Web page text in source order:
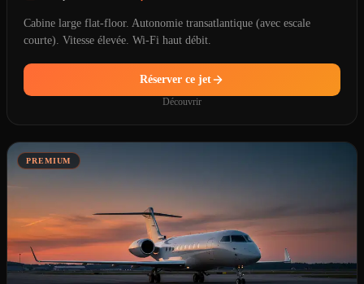
Cabine large flat-floor. Autonomie transatlantique (avec escale
courte). Vitesse élevée. Wi-Fi haut débit.
Réserver ce jet
Découvrir
PREMIUM